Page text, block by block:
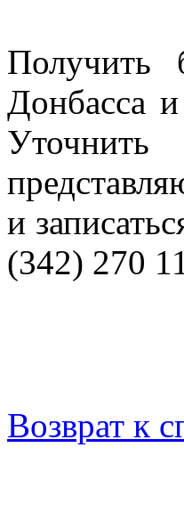
Получить
Донбасса
и
(342) 270
Возврат к